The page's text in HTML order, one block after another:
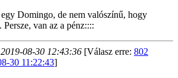
Domingo, de nem valószínű, hogy
van az a pénz::::
2019-08-30 12:43:36 [Válasz erre: 802
30 11:22:43]